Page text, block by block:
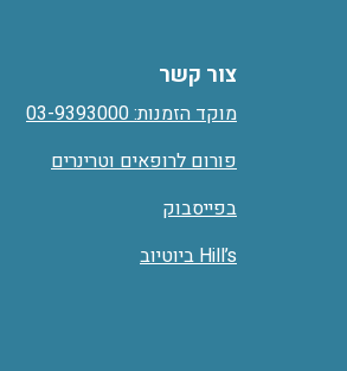
צור קשר
מוקד הזמנות: 03-9393000
פורום לרופאים וטרינרים
בפייסבוק
Hill’s ביוטיוב